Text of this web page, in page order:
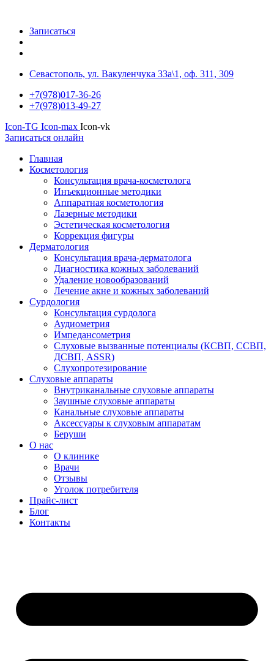
Записаться
Севастополь, ул. Вакуленчука 33а\1, оф. 311, 309
+7(978)017-36-26
+7(978)013-49-27
Icon-TG Icon-max Icon-vk
Записаться онлайн
Главная
Косметология
Консультация врача-косметолога
Инъекционные методики
Аппаратная косметология
Лазерные методики
Эстетическая косметология
Коррекция фигуры
Дерматология
Консультация врача-дерматолога
Диагностика кожных заболеваний
Удаление новообразований
Лечение акне и кожных заболеваний
Сурдология
Консультация сурдолога
Аудиометрия
Импедансометрия
Слуховые вызванные потенциалы (КСВП, ССВП,
ДСВП, ASSR)
Слухопротезирование
Слуховые аппараты
Внутриканальные слуховые аппараты
Заушные слуховые аппараты
Канальные слуховые аппараты
Аксессуары к слуховым аппаратам
Беруши
О нас
О клинике
Врачи
Отзывы
Уголок потребителя
Прайс-лист
Блог
Контакты